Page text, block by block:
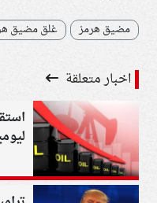
مضيق هرمز غلق مضيق
اخبار متعلقة